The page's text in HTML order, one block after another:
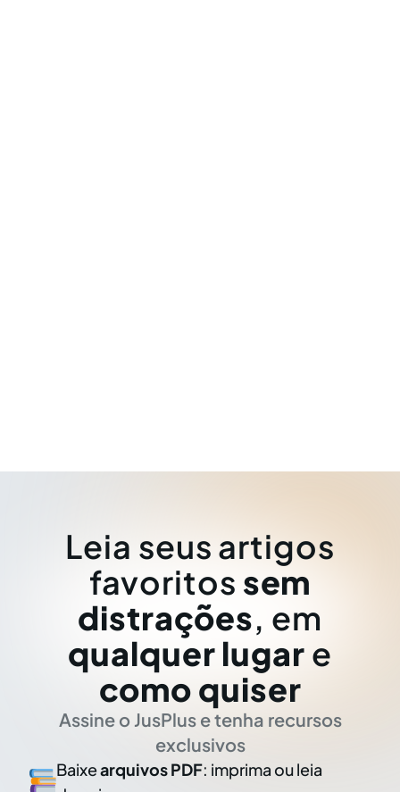
Leia seus artigos
favoritos sem
distrações, em
qualquer lugar e
como quiser
Assine o JusPlus e tenha recursos
exclusivos
Baixearquivos PDF: imprima ou leia